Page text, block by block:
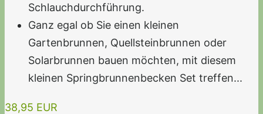
Schlauchdurchführung.
Ganz egal ob Sie einen kleinen
Gartenbrunnen, Quellsteinbrunnen oder
Solarbrunnen bauen möchten, mit diesem
kleinen Springbrunnenbecken Set treffen...
38,95 EUR